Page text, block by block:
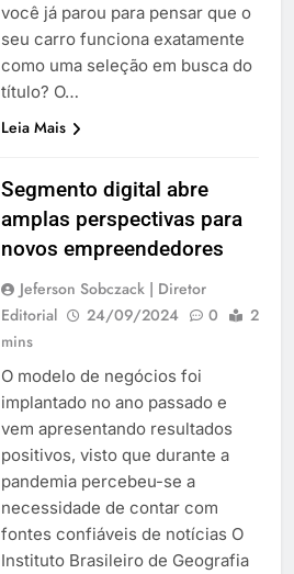
você já parou para pensar que o
seu carro funciona exatamente
como uma seleção em busca do
título? O…
Leia Mais
Segmento digital abre
amplas perspectivas para
novos empreendedores
Jeferson Sobczack | Diretor
Editorial
24/09/2024 0
2
mins
O modelo de negócios foi
implantado no ano passado e
vem apresentando resultados
positivos, visto que durante a
pandemia percebeu-se a
necessidade de contar com
fontes confiáveis de notícias O
Instituto Brasileiro de Geografia